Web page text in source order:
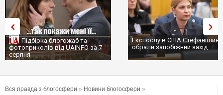
Підбірка блогожаб та
фотоприколів від UAINFO за 7
серпня
Експослу в США Стефанішиній
обрали запобіжний захід
Вся правда з блогосфери » Новини блогосфери »